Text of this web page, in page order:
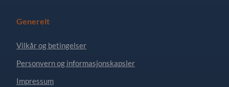
Generelt
Vilkår og betingelser
Personvern og informasjonskapsler
Impressum